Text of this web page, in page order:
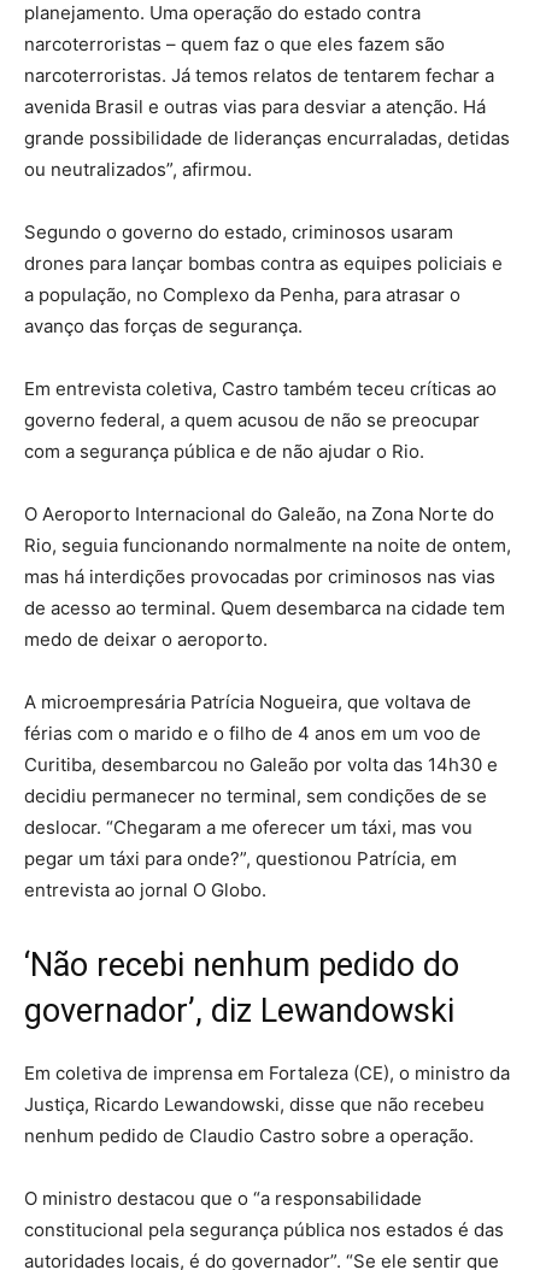
planejamento. Uma operação do estado contra
narcoterroristas – quem faz o que eles fazem são
narcoterroristas. Já temos relatos de tentarem fechar a
avenida Brasil e outras vias para desviar a atenção. Há
grande possibilidade de lideranças encurraladas, detidas
ou neutralizados”, afirmou.
Segundo o governo do estado, criminosos usaram
drones para lançar bombas contra as equipes policiais e
a população, no Complexo da Penha, para atrasar o
avanço das forças de segurança.
Em entrevista coletiva, Castro também teceu críticas ao
governo federal, a quem acusou de não se preocupar
com a segurança pública e de não ajudar o Rio.
O Aeroporto Internacional do Galeão, na Zona Norte do
Rio, seguia funcionando normalmente na noite de ontem,
mas há interdições provocadas por criminosos nas vias
de acesso ao terminal. Quem desembarca na cidade tem
medo de deixar o aeroporto.
A microempresária Patrícia Nogueira, que voltava de
férias com o marido e o filho de 4 anos em um voo de
Curitiba, desembarcou no Galeão por volta das 14h30 e
decidiu permanecer no terminal, sem condições de se
deslocar. “Chegaram a me oferecer um táxi, mas vou
pegar um táxi para onde?”, questionou Patrícia, em
entrevista ao jornal O Globo.
‘Não recebi nenhum pedido do
governador’, diz Lewandowski
Em coletiva de imprensa em Fortaleza (CE), o ministro da
Justiça, Ricardo Lewandowski, disse que não recebeu
nenhum pedido de Claudio Castro sobre a operação.
O ministro destacou que o “a responsabilidade
constitucional pela segurança pública nos estados é das
autoridades locais, é do governador”. “Se ele sentir que